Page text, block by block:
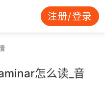
注册/登录
怎么读_音